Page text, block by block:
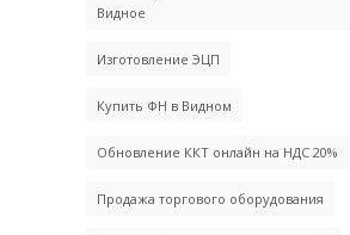
Видное
Изготовление ЭЦП
Купить ФН в Видном
Обновление ККТ онлайн на НДС 20%
Продажа торгового оборудования